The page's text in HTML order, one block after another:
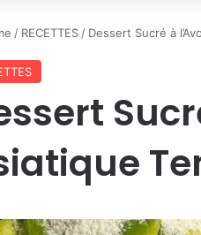
/ RECETTES / Dessert Sucré à